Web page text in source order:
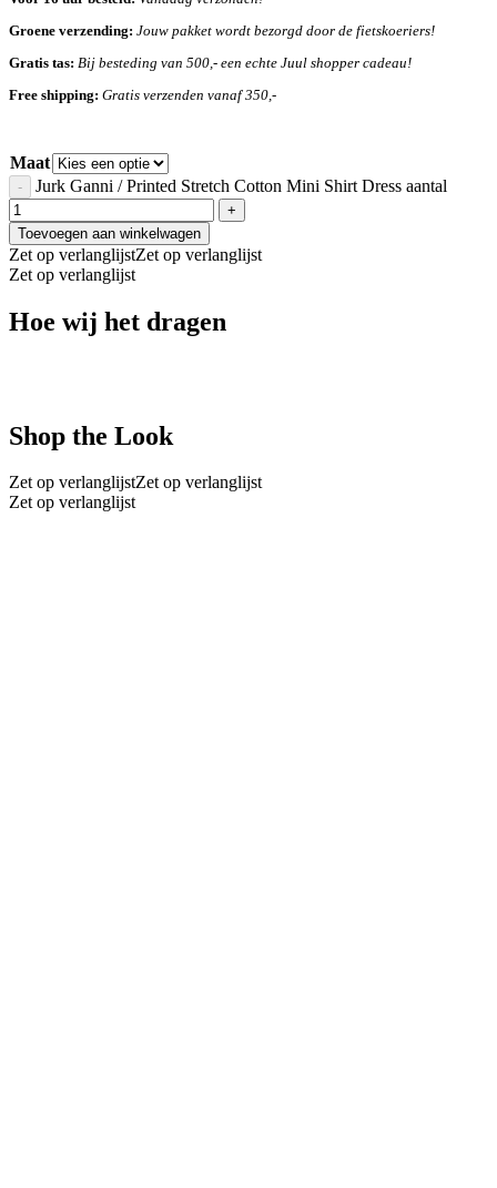
Groene verzending: Jouw pakket wordt bezorgd door de fietskoeriers!
Gratis tas: Bij besteding van 500,- een echte Juul shopper cadeau!
Free shipping: Gratis verzenden vanaf 350,-
Maat
Jurk Ganni / Printed Stretch Cotton Mini Shirt Dress aantal
Toevoegen aan winkelwagen
Zet op verlanglijstZet op verlanglijst
Zet op verlanglijst
Hoe wij het dragen
Shop the Look
Zet op verlanglijstZet op verlanglijst
Zet op verlanglijst